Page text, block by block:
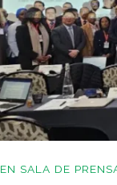
EN SALA DE